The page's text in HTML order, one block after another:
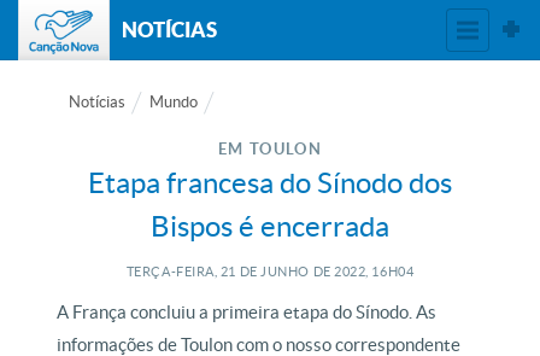
NOTÍCIAS
Notícias Mundo
EM TOULON
Etapa francesa do Sínodo dos
Bispos é encerrada
TERÇA-FEIRA, 21 DE JUNHO DE 2022, 16H04
A França concluiu a primeira etapa do Sínodo. As
informações de Toulon com o nosso correspondente